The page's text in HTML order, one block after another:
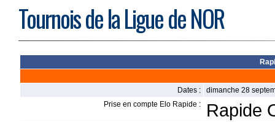
Tournois de la Ligue de NOR
Dates :
dimanche 28
Prise en compte Elo Rapide :
Rapide